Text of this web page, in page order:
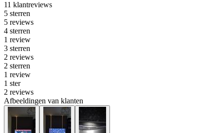
11 klantreviews
5 sterren
5 reviews
4 sterren
1 review
3 sterren
2 reviews
2 sterren
1 review
1 ster
2 reviews
Afbeeldingen van klanten